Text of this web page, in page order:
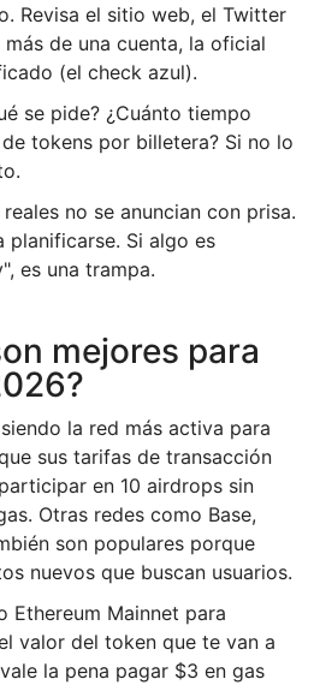
Revisa el sitio web, el Twitter
de una cuenta, la oficial
(el check azul).
se pide? ¿Cuánto tiempo
tokens por billetera? Si no lo
no se anuncian con prisa.
planificarse. Si algo es
es una trampa.
mejores para
la red más activa para
sus tarifas de transacción
en 10 airdrops sin
Otras redes como Base,
son populares porque
nuevos que buscan usuarios.
Ethereum Mainnet para
valor del token que te van a
la pena pagar $3 en gas